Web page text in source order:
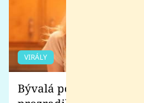
VIRÁLY
Bývalá pornoherečka